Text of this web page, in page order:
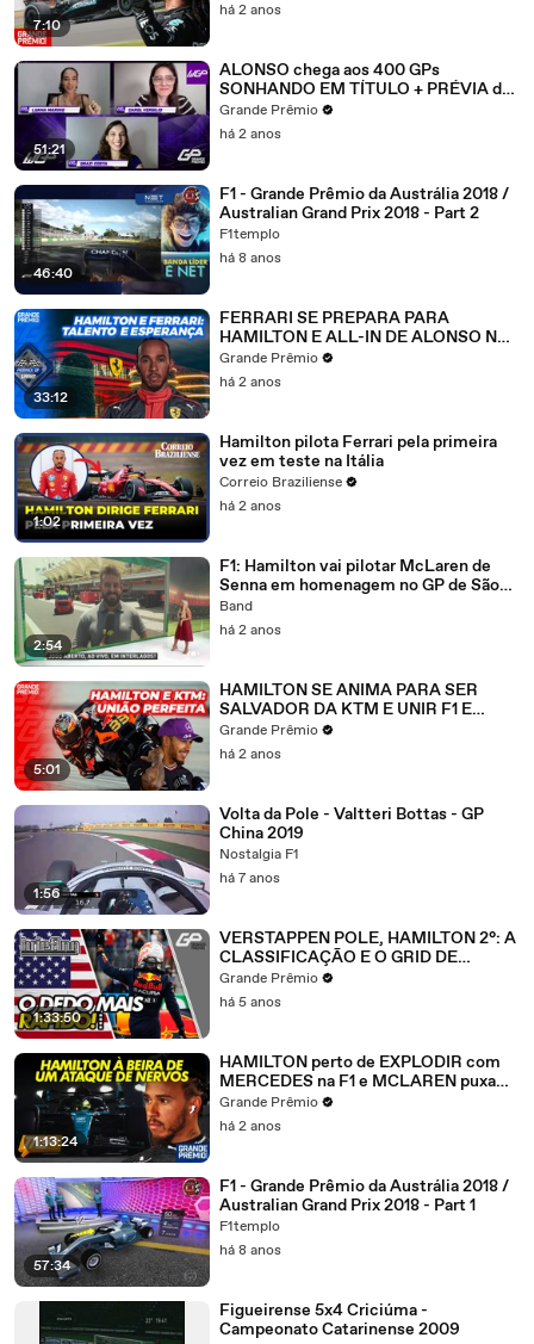
7:10
há 2 anos
51:21
ALONSO chega aos 400 GPs
SONHANDO EM TÍTULO + PRÉVIA da
F1 no MÉXICO | WGP
Grande Prêmio
há 2 anos
46:40
F1 - Grande Prêmio da Austrália 2018 /
Australian Grand Prix 2018 - Part 2
F1templo
há 8 anos
33:12
FERRARI SE PREPARA PARA
HAMILTON E ALL-IN DE ALONSO NA
F1 2026 | Paddock Sprint
Grande Prêmio
há 2 anos
1:02
Hamilton pilota Ferrari pela primeira
vez em teste na Itália
Correio Braziliense
há 2 anos
2:54
F1: Hamilton vai pilotar McLaren de
Senna em homenagem no GP de São
Paulo
Band
há 2 anos
5:01
HAMILTON SE ANIMA PARA SER
SALVADOR DA KTM E UNIR F1 E
MOTOGP
Grande Prêmio
há 2 anos
1:56
Volta da Pole - Valtteri Bottas - GP
China 2019
Nostalgia F1
há 7 anos
1:33:50
VERSTAPPEN POLE, HAMILTON 2°: A
CLASSIFICAÇÃO E O GRID DE
LARGADA EM AUSTIN | Briefing
Grande Prêmio
há 5 anos
1:13:24
HAMILTON perto de EXPLODIR com
MERCEDES na F1 e MCLAREN puxa
orelha de PIASTRI | TTGP #154
Grande Prêmio
há 2 anos
57:34
F1 - Grande Prêmio da Austrália 2018 /
Australian Grand Prix 2018 - Part 1
F1templo
há 8 anos
Figueirense 5x4 Criciúma -
Campeonato Catarinense 2009